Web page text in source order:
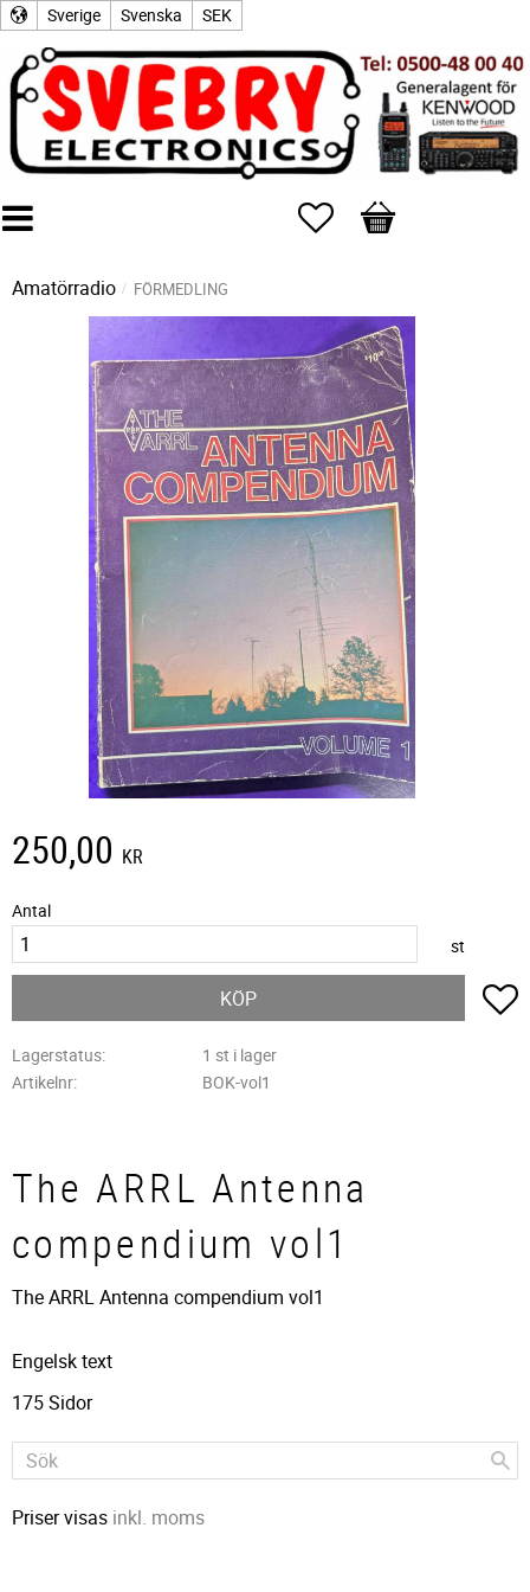
Sverige Svenska SEK
Favoriter
Kundvagn
Amatörradio FÖRMEDLING
250,00 KR
Antal
st
KÖP
Lagerstatus
1 st i lager
Artikelnr
BOK-vol1
The ARRL Antenna
compendium vol1
The ARRL Antenna compendium vol1
Engelsk text
175 Sidor
Priser visas inkl. moms